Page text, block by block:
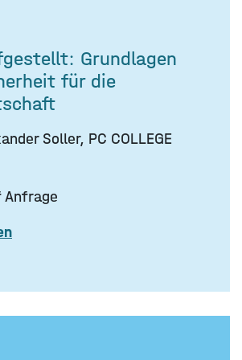
Grundlagen
für die
Soller, PC COLLEGE
Anfrage